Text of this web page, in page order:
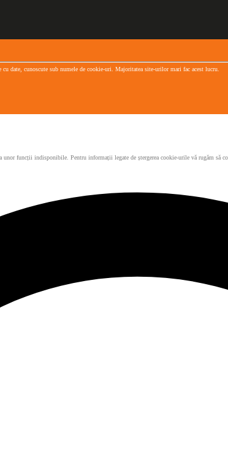
date, cunoscute sub numele de cookie-uri. Majoritatea site-urilor mari fac acest lucru.
unor funcții indisponibile. Pentru informații legate de ștergerea cookie-urile vă